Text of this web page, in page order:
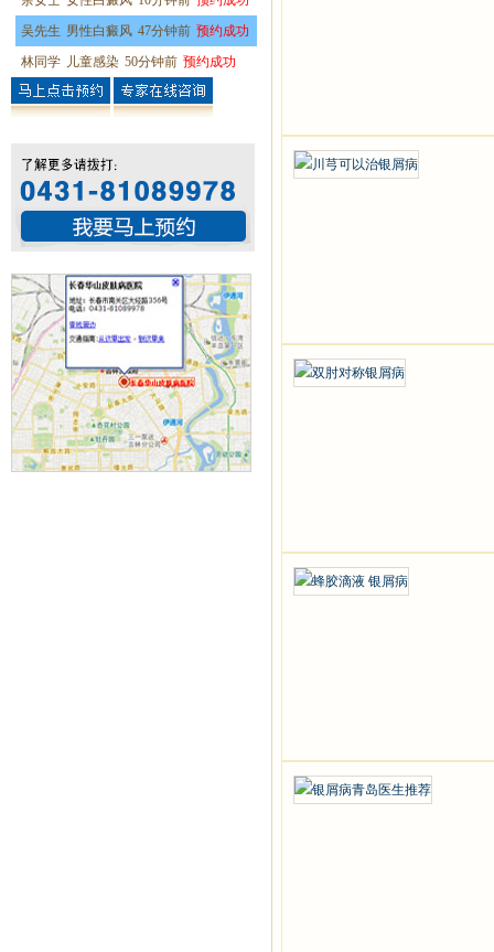
吴先生 男性白癜风 47分钟前 预约成功
林同学 儿童感染 50分钟前 预约成功